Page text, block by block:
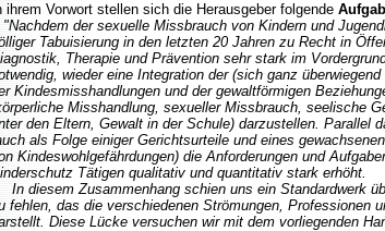
ihrem Vorwort stellen sich die Herausgeber folgende
"Nachdem der sexuelle Missbrauch von Kindern und
Tabuisierung in den letzten 20 Jahren zu Recht in
Therapie und Prävention sehr stark im
wieder eine Integration der (sich ganz
Kindesmisshandlungen und der gewaltförmigen
Misshandlung, sexueller Missbrauch, seelische
den Eltern, Gewalt in der Schule) darzustellen. Parallel
als Folge einiger Gerichtsurteile und eines
Kindeswohlgefährdungen) die Anforderungen und
Tätigen qualitativ und quantitativ stark erhöht.
diesem Zusammenhang schien uns ein Standardwerk
fehlen, das die verschiedenen Strömungen, Professionen
Diese Lücke versuchen wir mit dem vorliegenden